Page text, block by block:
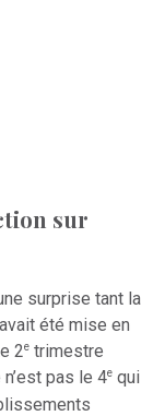
sur
surprise tant la
été mise en
2e trimestre
pas le 4e qui